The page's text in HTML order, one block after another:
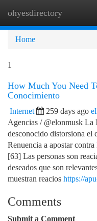
ohyesdirectory
Home
1
How Much You Need
Conocimiento
Internet 259 days ago
Agencias / @elonmusk La
desconocido distorsiona el
Renuencia a apostar
[63]​ Las personas son
deseados que son
muestran reacios https://
Comments
Submit a Comment